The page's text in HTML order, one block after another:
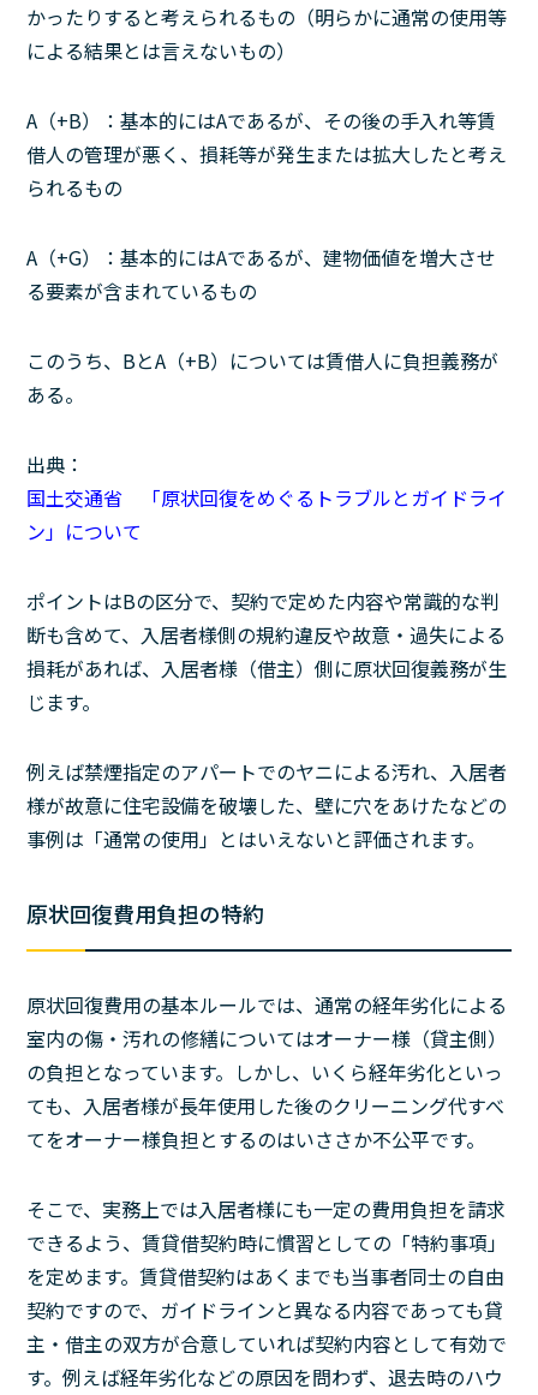
かったりすると考えられるもの（明らかに通常の使用等
による結果とは言えないもの）
A（+B）：基本的にはAであるが、その後の手入れ等賃
借人の管理が悪く、損耗等が発生または拡大したと考え
られるもの
A（+G）：基本的にはAであるが、建物価値を増大させ
る要素が含まれているもの
このうち、BとA（+B）については賃借人に負担義務が
ある。
出典：
国土交通省 「原状回復をめぐるトラブルとガイドライ
ン」について
ポイントはBの区分で、契約で定めた内容や常識的な判
断も含めて、入居者様側の規約違反や故意・過失による
損耗があれば、入居者様（借主）側に原状回復義務が生
じます。
例えば禁煙指定のアパートでのヤニによる汚れ、入居者
様が故意に住宅設備を破壊した、壁に穴をあけたなどの
事例は「通常の使用」とはいえないと評価されます。
原状回復費用負担の特約
原状回復費用の基本ルールでは、通常の経年劣化による
室内の傷・汚れの修繕についてはオーナー様（貸主側）
の負担となっています。しかし、いくら経年劣化といっ
ても、入居者様が長年使用した後のクリーニング代すべ
てをオーナー様負担とするのはいささか不公平です。
そこで、実務上では入居者様にも一定の費用負担を請求
できるよう、賃貸借契約時に慣習としての「特約事項」
を定めます。賃貸借契約はあくまでも当事者同士の自由
契約ですので、ガイドラインと異なる内容であっても貸
主・借主の双方が合意していれば契約内容として有効で
す。例えば経年劣化などの原因を問わず、退去時のハウ